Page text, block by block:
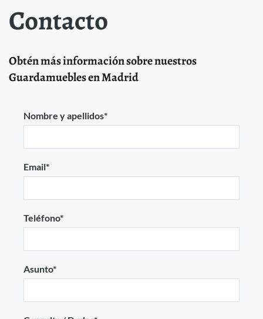
Contacto
Obtén más información sobre nuestros
Guardamuebles en Madrid
Nombre y apellidos*
Email*
Teléfono*
Asunto*